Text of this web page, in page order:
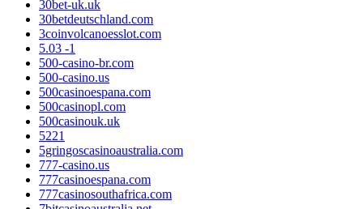
30bet-uk.uk
30betdeutschland.com
3coinvolcanoesslot.com
5.03 -1
500-casino-br.com
500-casino.us
500casinoespana.com
500casinopl.com
500casinouk.uk
5221
5gringoscasinoaustralia.com
777-casino.us
777casinoespana.com
777casinosouthafrica.com